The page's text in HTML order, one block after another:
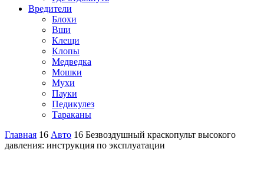
Вредители
Блохи
Вши
Клещи
Клопы
Медведка
Мошки
Мухи
Пауки
Педикулез
Тараканы
Главная 16 Авто 16 Безвоздушный краскопульт высокого
давления: инструкция по эксплуатации